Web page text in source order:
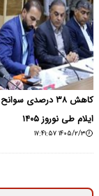
کاهش ۳۸ درصدی
ایلام طی نوروز ۱۴۰۵
۱۴۰۵/۲/۳ ۱۷:۴۱:۵۷